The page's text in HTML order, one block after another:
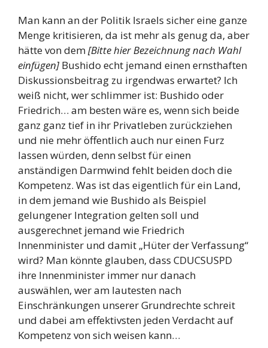
Man kann an der Politik Israels sicher eine ganze
Menge kritisieren, da ist mehr als genug da, aber
hätte von dem[Bitte hier Bezeichnung nach Wahl
einfügen] Bushido echt jemand einen ernsthaften
Diskussionsbeitrag zu irgendwas erwartet? Ich
weiß nicht, wer schlimmer ist: Bushido oder
Friedrich… am besten wäre es, wenn sich beide
ganz ganz tief in ihr Privatleben zurückziehen
und nie mehr öffentlich auch nur einen Furz
lassen würden, denn selbst für einen
anständigen Darmwind fehlt beiden doch die
Kompetenz. Was ist das eigentlich für ein Land,
in dem jemand wie Bushido als Beispiel
gelungener Integration gelten soll und
ausgerechnet jemand wie Friedrich
Innenminister und damit „Hüter der Verfassung“
wird? Man könnte glauben, dass CDUCSUSPD
ihre Innenminister immer nur danach
auswählen, wer am lautesten nach
Einschränkungen unserer Grundrechte schreit
und dabei am effektivsten jeden Verdacht auf
Kompetenz von sich weisen kann…